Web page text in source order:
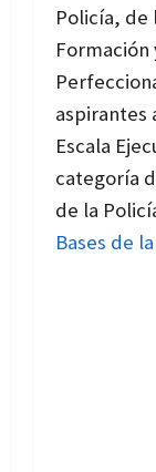
Policía, de
Formación
aspirantes
Escala
categoría
de la
Bases de